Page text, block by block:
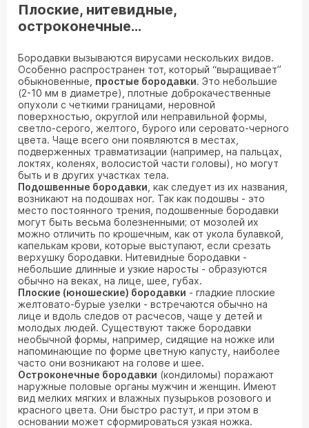
Плоские, нитевидные,
остроконечные…
Бородавки вызываются вирусами нескольких видов.
Особенно распространен тот, который “выращивает”
обыкновенные, простые бородавки. Это небольшие
(2-10 мм в диаметре), плотные доброкачественные
опухоли с четкими границами, неровной
поверхностью, округлой или неправильной формы,
светло-серого, желтого, бурого или серовато-черного
цвета. Чаще всего они появляются в местах,
подверженных травматизации (например, на пальцах,
локтях, коленях, волосистой части головы), но могут
быть и в других участках тела.
Подошвенные бородавки , как следует из их названия,
возникают на подошвах ног. Так как подошвы - это
место постоянного трения, подошвенные бородавки
могут быть весьма болезненными; от мозолей их
можно отличить по крошечным, как от укола булавкой,
капелькам крови, которые выступают, если срезать
верхушку бородавки. Нитевидные бородавки -
небольшие длинные и узкие наросты - образуются
обычно на веках, на лице, шее, губах.
Плоские (юношеские) бородавки - гладкие плоские
желтовато-бурые узелки - встречаются обычно на
лице и вдоль следов от расчесов, чаще у детей и
молодых людей. Существуют также бородавки
необычной формы, например, сидящие на ножке или
напоминающие по форме цветную капусту, наиболее
часто они возникают на голове и шее.
Остроконечные бородавки (кондиломы) поражают
наружные половые органы мужчин и женщин. Имеют
вид мелких мягких и влажных пузырьков розового и
красного цвета. Они быстро растут, и при этом в
основании может сформироваться узкая ножка.